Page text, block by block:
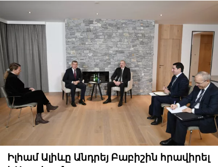
Իլհամ Ալիևը Անդրեյ Բաբիշին հրավիրել